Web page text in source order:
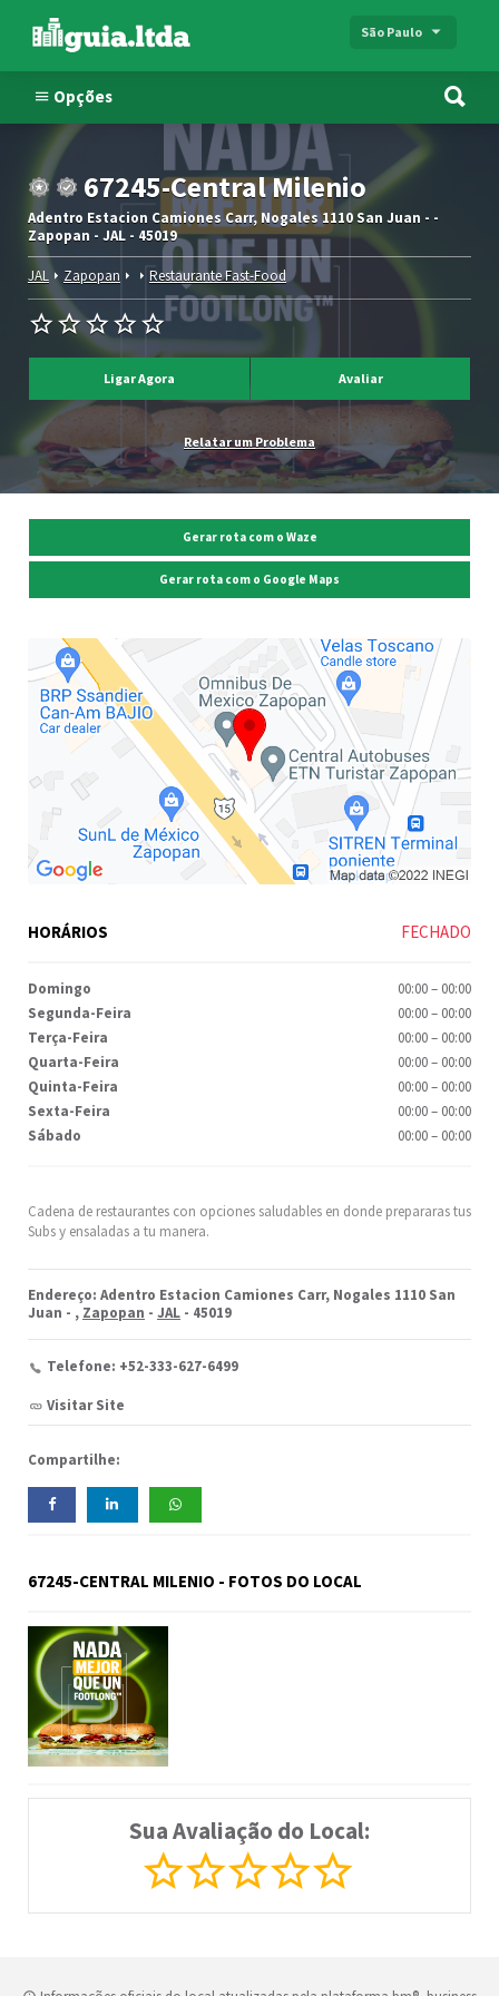
São Paulo
Opções
67245-Central Milenio
Adentro Estacion Camiones Carr, Nogales 1110 San Juan - -
Zapopan - JAL - 45019
JAL Zapopan Restaurante Fast-Food
Ligar Agora Avaliar
Relatar um Problema
Cadena de restaurantes con opciones saludables en donde prepararas tus
Subs y ensaladas a tu manera.
Endereço: Adentro Estacion Camiones Carr, Nogales 1110 San
Juan - , Zapopan - JAL - 45019
Telefone: +52-333-627-6499
Visitar Site
Compartilhe:
67245-CENTRAL MILENIO - FOTOS DO LOCAL
Sua Avaliação do Local:
Gerar rota com o Waze
Gerar rota com o Google Maps
HORÁRIOS FECHADO
Domingo 00:00– 00:00
Segunda-Feira
00:00– 00:00
Terça-Feira
00:00– 00:00
Quarta-Feira
00:00– 00:00
Quinta-Feira
00:00– 00:00
Sexta-Feira
00:00– 00:00
Sábado
00:00– 00:00